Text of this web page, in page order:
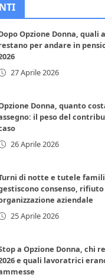
Opzione Donna, quali
per andare in
27 Aprile 2026
Donna, quanto
il peso del
26 Aprile 2026
di notte e tutele
consenso, rifiuto
aziendale
25 Aprile 2026
a Opzione Donna, chi
e quali lavoratrici